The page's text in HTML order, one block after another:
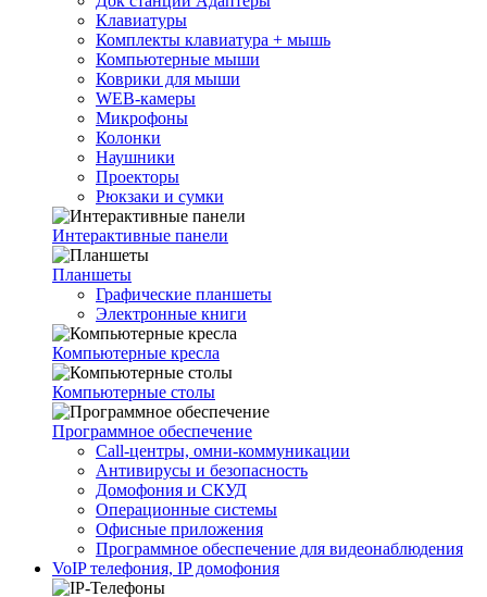
Клавиатуры
Комплекты клавиатура + мышь
Компьютерные мыши
Коврики для мыши
WEB-камеры
Микрофоны
Колонки
Наушники
Проекторы
Рюкзаки и сумки
Интерактивные панели
Планшеты
Графические планшеты
Электронные книги
Компьютерные кресла
Компьютерные столы
Программное обеспечение
Call-центры, омни-коммуникации
Антивирусы и безопасность
Домофония и СКУД
Операционные системы
Офисные приложения
Программное обеспечение для видеонаблюдения
VoIP телефония, IP домофония